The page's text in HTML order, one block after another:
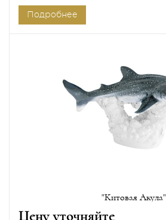
Подробнее
"Китовая Акула"
Цену уточняйте